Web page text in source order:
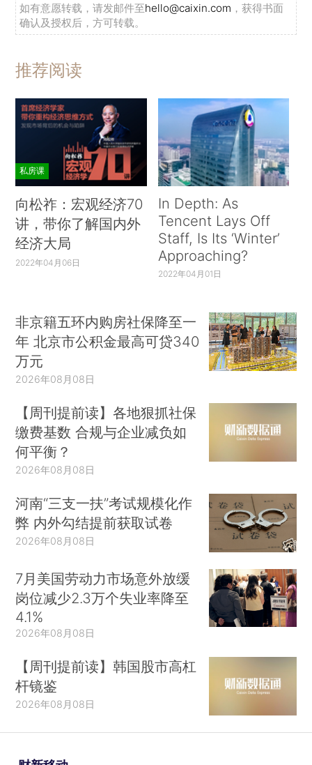
如有意愿转载，请发邮件至hello@caixin.com ，获得书面
确认及授权后，方可转载。
推荐阅读
私房课
向松祚：宏观经济70
讲，带你了解国内外
经济大局
2022年04月06日
In Depth: As
Tencent Lays Off
Staff, Is Its ‘Winter’
Approaching?
2022年04月01日
非京籍五环内购房社保降至一
年 北京市公积金最高可贷340
万元
2026年08月08日
【周刊提前读】各地狠抓社保
缴费基数 合规与企业减负如
何平衡？
2026年08月08日
河南“三支一扶”考试规模化作
弊 内外勾结提前获取试卷
2026年08月08日
7月美国劳动力市场意外放缓
岗位减少2.3万个失业率降至
4.1%
2026年08月08日
【周刊提前读】韩国股市高杠
杆镜鉴
2026年08月08日